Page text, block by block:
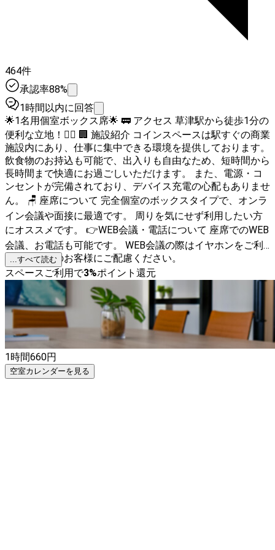
464件
承認率88%
1時間以内に回答
🌟1名用個室ボックス席🌟 🚃 アクセス 草津駅から徒歩1分の
便利な立地！🚶‍♀️ 🏢 施設紹介 コインスペースは駅すぐの商業
施設内にあり、仕事に集中できる環境を提供しております。
飲食物のお持込も可能で、出入りも自由なため、短時間から
長時間まで快適にお過ごしいただけます。 また、電源・コ
ンセントが完備されており、デバイス充電の心配もありませ
ん。 🪑 座席について 完全個室のボックスタイプで、オンラ
イン会議や面接に最適です。 周りを気にせず利用したい方
にオススメです。 👉WEB会議・電話について 座席でのWEB
会議、お電話も可能です。 WEB会議の際はイヤホンをご利
用の上、他のお客様にご配慮ください。
...すべて読む
スペースご利用で3%ポイント還元
1時間660円
空室カレンダーを見る